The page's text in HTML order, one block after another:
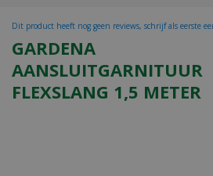
GARDENA
AANSLUITGARNITUUR
FLEXSLANG 1,5 METER
Dit product heeft nog geen reviews, schrijf als eerste